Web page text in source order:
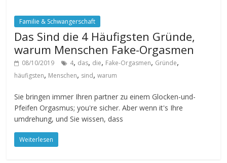
Familie & Schwangerschaft
Das Sind die 4 Häufigsten Gründe,
warum Menschen Fake-Orgasmen
08/10/2019 4, das, die, Fake-Orgasmen, Gründe,
häufigsten, Menschen, sind,warum
Sie bringen immer Ihren partner zu einem Glocken-und-
Pfeifen Orgasmus; you're sicher. Aber wenn it's Ihre
umdrehung, und Sie wissen, dass
Weiterlesen